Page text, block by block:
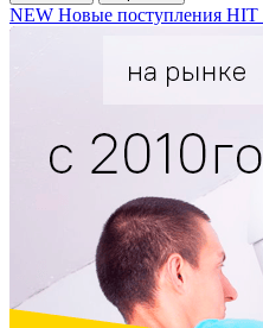
NEW Новые поступления HIT